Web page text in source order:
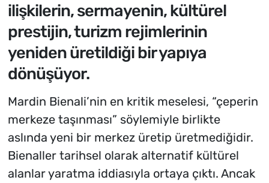
ilişkilerin, sermayenin, kültürel
prestijin, turizm rejimlerinin
yeniden üretildiği bir yapıya
dönüşüyor.
Mardin Bienali’nin en kritik meselesi, “çeperin
merkeze taşınması” söylemiyle birlikte
aslında yeni bir merkez üretip üretmediğidir.
Bienaller tarihsel olarak alternatif kültürel
alanlar yaratma iddiasıyla ortaya çıktı. Ancak